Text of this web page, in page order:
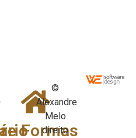
Formas
©
Alexandre
Melo
direito